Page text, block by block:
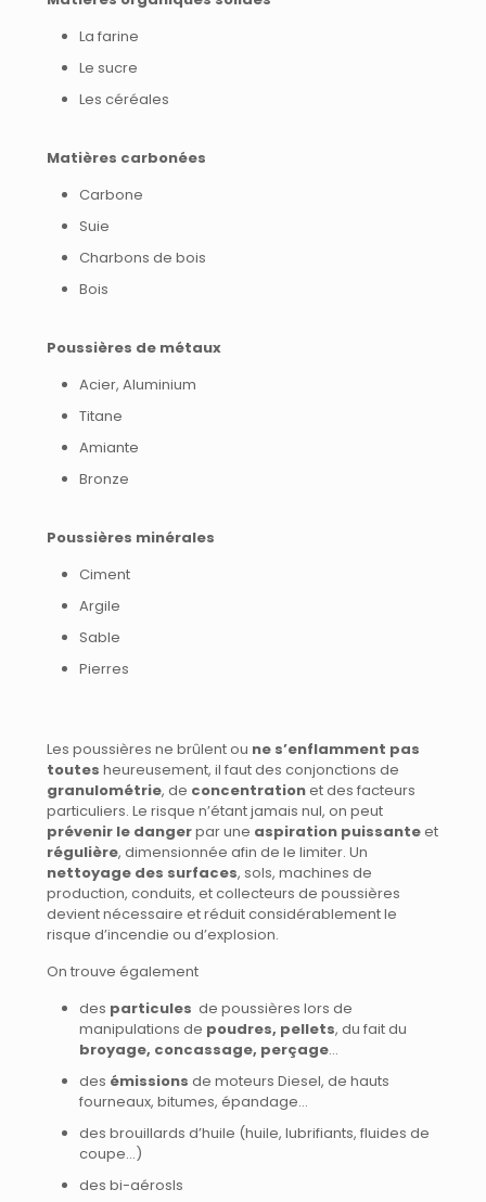
La farine
Le sucre
Les céréales
Matières carbonées
Carbone
Suie
Charbons de bois
Bois
Poussières de métaux
Acier, Aluminium
Titane
Amiante
Bronze
Poussières minérales
Ciment
Argile
Sable
Pierres
Les poussières ne brûlent ou ne s’enflamment pas
toutes heureusement, il faut des conjonctions de
granulométrie, de concentrationet des facteurs
particuliers. Le risque n’étant jamais nul, on peut
prévenir le dangerpar une aspiration puissanteet
régulière, dimensionnée afin de le limiter. Un
nettoyage des surfaces, sols, machines de
production, conduits, et collecteurs de poussières
devient nécessaire et réduit considérablement le
risque d’incendie ou d’explosion.
On trouve également
des particules de poussières lors de
manipulations de poudres, pellets, du fait du
broyage, concassage, perçage…
des émissions de moteurs Diesel, de hauts
fourneaux, bitumes, épandage…
des brouillards d’huile (huile, lubrifiants, fluides de
coupe…)
des bi-aérosls